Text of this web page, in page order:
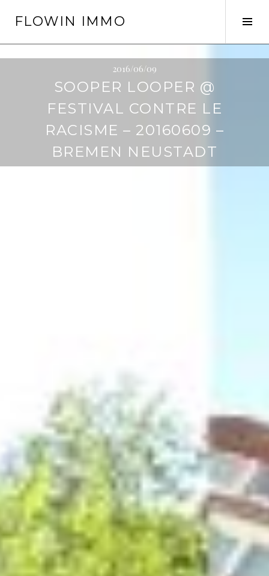
zumFLOWIN IMMO
2016/06/09
SOOPER LOOPER @
FESTIVAL CONTRE LE
RACISME – 20160609 –
BREMEN NEUSTADT